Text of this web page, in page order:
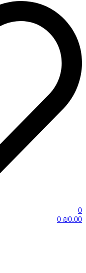
0
₪0.00
0